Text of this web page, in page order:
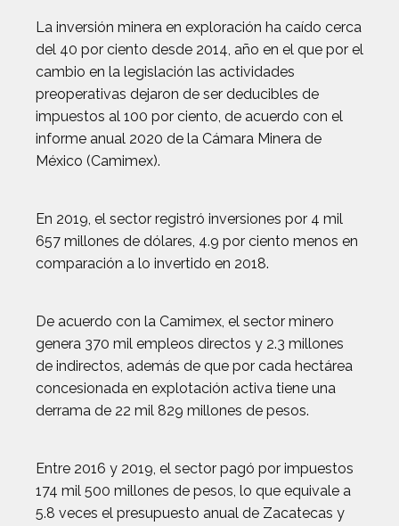
La inversión minera en exploración ha caído cerca
del 40 por ciento desde 2014, año en el que por el
cambio en la legislación las actividades
preoperativas dejaron de ser deducibles de
impuestos al 100 por ciento, de acuerdo con el
informe anual 2020 de la Cámara Minera de
México (Camimex).
En 2019, el sector registró inversiones por 4 mil
657 millones de dólares, 4.9 por ciento menos en
comparación a lo invertido en 2018.
De acuerdo con la Camimex, el sector minero
genera 370 mil empleos directos y 2.3 millones
de indirectos, además de que por cada hectárea
concesionada en explotación activa tiene una
derrama de 22 mil 829 millones de pesos.
Entre 2016 y 2019, el sector pagó por impuestos
174 mil 500 millones de pesos, lo que equivale a
5.8 veces el presupuesto anual de Zacatecas y